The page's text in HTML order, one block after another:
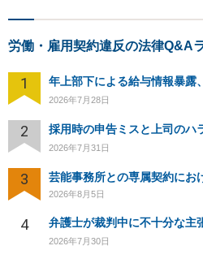
労働・雇用契約違反の法律Q&A
1 年上部下による給与情報暴露
2026年7月28日
2 採用時の申告ミスと上司のハ
2026年7月31日
3
2026年8月5日
4 弁護士が裁判中に不十分な主
2026年7月30日